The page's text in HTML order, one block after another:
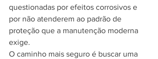
questionadas por efeitos corrosivos e
por não atenderem ao padrão de
proteção que a manutenção moderna
exige.
O caminho mais seguro é buscar uma